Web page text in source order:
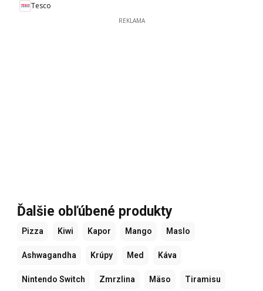
Tesco
REKLAMA
Ďalšie obľúbené produkty
Pizza Kiwi Kapor Mango Maslo
Ashwagandha Krúpy Med Káva
Nintendo Switch Zmrzlina Mäso Tiramisu